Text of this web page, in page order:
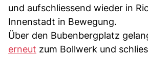
und aufschliessend wieder in
Innenstadt in Bewegung.
Über den Bubenbergplatz
erneut zum Bollwerk und